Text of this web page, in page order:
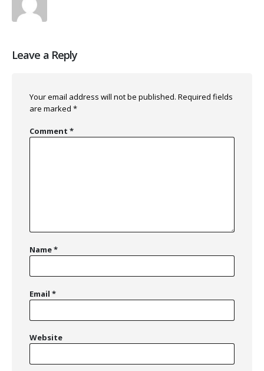
Leave a Reply
Your email address will not be published. Required fields
are marked *
Comment *
Name*
Email *
Website